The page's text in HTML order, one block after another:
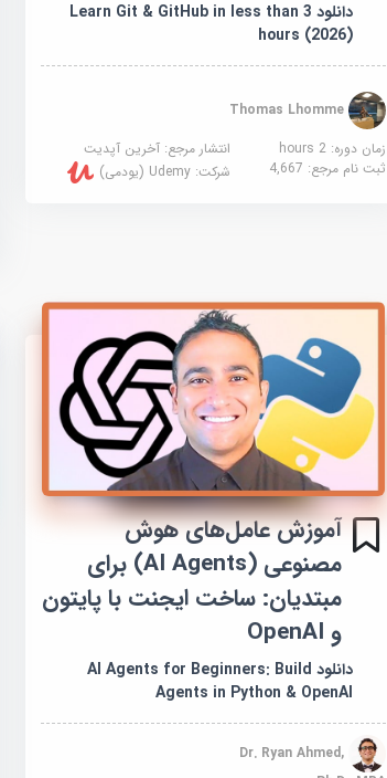
دانلود Learn Git & GitHub in less than 3
hours (2026)
زمان دوره: 2 hours
انتشار مرجع: آخرین آپدیت
ثبت نام مرجع: 4,667 شرکت: Udemy (یودمی)
آموزش عامل‌های هوش
مصنوعی (AI Agents) برای
مبتدیان: ساخت ایجنت با پایتون
و OpenAI
دانلود AI Agents for Beginners: Build
Agents in Python & OpenAI
Dr. Ryan Ahmed,